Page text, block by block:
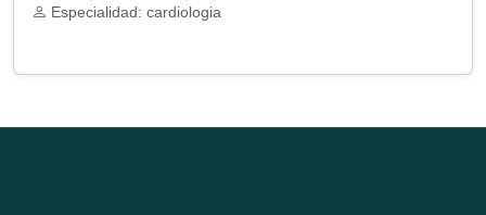
Especialidad: cardiologia